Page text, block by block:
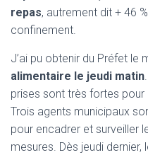
repas, autrement dit + 46
confinement.
J’ai pu obtenir du Préfet le
alimentaire le jeudi matin
prises sont très fortes
Trois agents municipaux
pour encadrer et surveiller
mesures. Dès jeudi